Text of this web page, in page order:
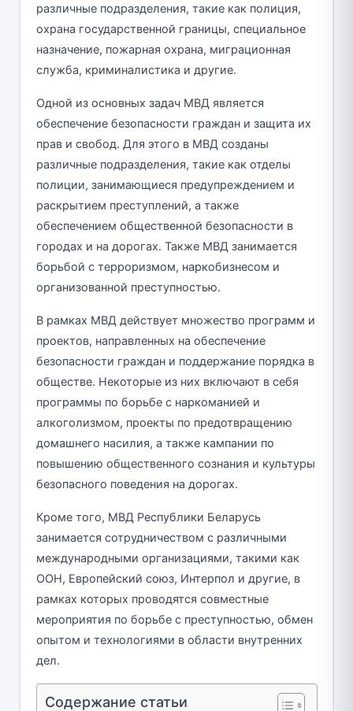
различные подразделения, такие как полиция,
охрана государственной границы, специальное
назначение, пожарная охрана, миграционная
служба, криминалистика и другие.
Одной из основных задач МВД является
обеспечение безопасности граждан и защита их
прав и свобод. Для этого в МВД созданы
различные подразделения, такие как отделы
полиции, занимающиеся предупреждением и
раскрытием преступлений, а также
обеспечением общественной безопасности в
городах и на дорогах. Также МВД занимается
борьбой с терроризмом, наркобизнесом и
организованной преступностью.
В рамках МВД действует множество программ и
проектов, направленных на обеспечение
безопасности граждан и поддержание порядка в
обществе. Некоторые из них включают в себя
программы по борьбе с наркоманией и
алкоголизмом, проекты по предотвращению
домашнего насилия, а также кампании по
повышению общественного сознания и культуры
безопасного поведения на дорогах.
Кроме того, МВД Республики Беларусь
занимается сотрудничеством с различными
международными организациями, такими как
ООН, Европейский союз, Интерпол и другие, в
рамках которых проводятся совместные
мероприятия по борьбе с преступностью, обмен
опытом и технологиями в области внутренних
дел.
Содержание статьи